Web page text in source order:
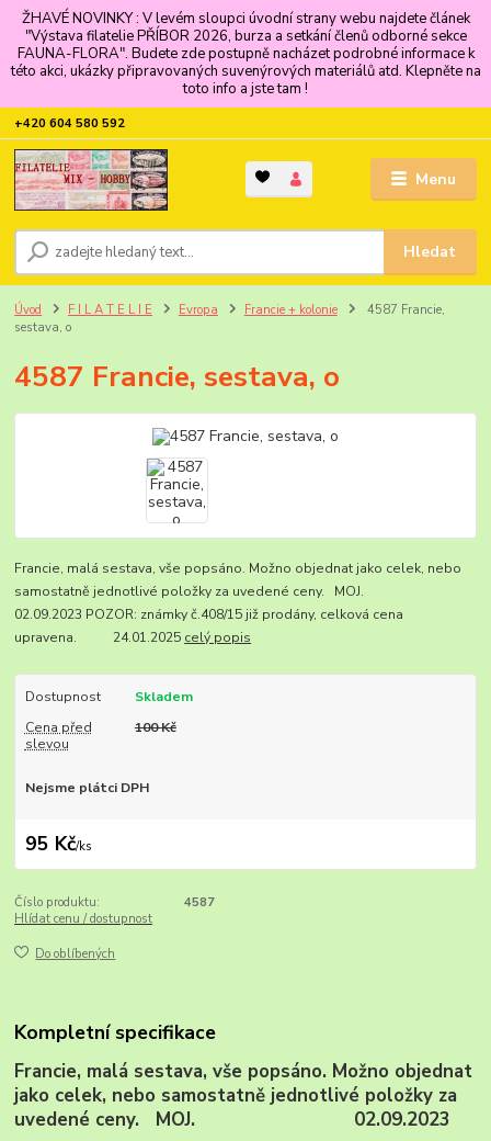
ŽHAVÉ NOVINKY : V levém sloupci úvodní strany webu najdete článek
"Výstava filatelie PŘÍBOR 2026, burza a setkání členů odborné sekce
FAUNA-FLORA". Budete zde postupně nacházet podrobné informace k
této akci, ukázky připravovaných suvenýrových materiálů atd. Klepněte na
toto info a jste tam !
Menu
Hledat
+420 604 580 592
Úvod F I L A T E L I E Evropa Francie + kolonie
4587 Francie,
sestava, o
4587 Francie, sestava, o
Francie, malá sestava, vše popsáno. Možno objednat jako celek, nebo
samostatně jednotlivé položky za uvedené ceny. MOJ.
02.09.2023 POZOR: známky č.408/15 již prodány, celková cena
upravena. 24.01.2025 celý popis
Dostupnost
Skladem
Cena před
slevou
100 Kč
Nejsme plátci DPH
95 Kč/ks
Číslo produktu:
4587
Hlídat cenu / dostupnost
Do oblíbených
Kompletní specifikace
Francie, malá sestava, vše popsáno. Možno objednat
jako celek, nebo samostatně jednotlivé položky za
uvedené ceny. MOJ. 02.09.2023